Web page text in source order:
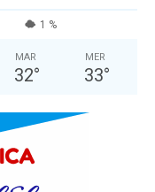
1 %
MAR
32°
MER
33°